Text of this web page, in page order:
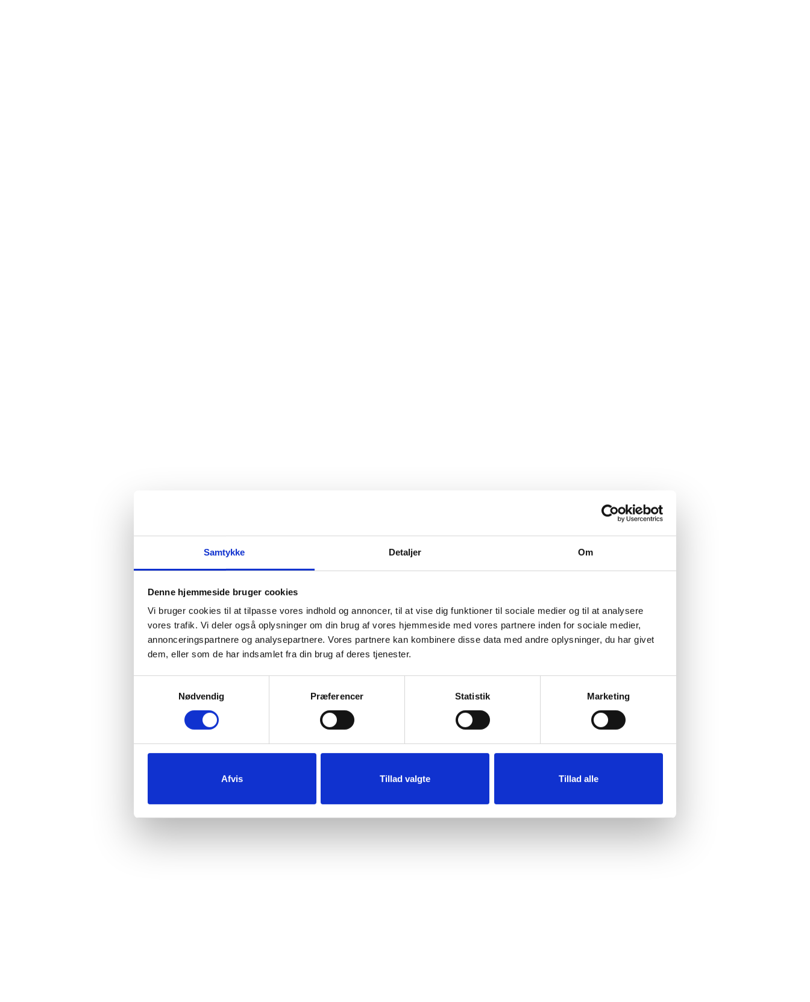
Samtykke Detaljer Om
Denne hjemmeside bruger cookies
Vi bruger cookies til at tilpasse vores indhold og annoncer, til at vise dig funktioner til sociale medier og til at analysere
vores trafik. Vi deler også oplysninger om din brug af vores hjemmeside med vores partnere inden for sociale medier,
annonceringspartnere og analysepartnere. Vores partnere kan kombinere disse data med andre oplysninger, du har givet
dem, eller som de har indsamlet fra din brug af deres tjenester.
Nødvendig
Præferencer Statistik Marketing
Afvis Tillad valgte Tillad alle